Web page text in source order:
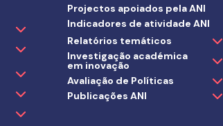
Projectos apoiados pela ANI
Indicadores de atividade ANI
Relatórios temáticos
Investigação académica
em inovação
Avaliação de Políticas
Publicações ANI